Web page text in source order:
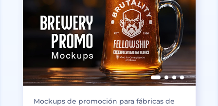
Mockups de promoción para fábricas de